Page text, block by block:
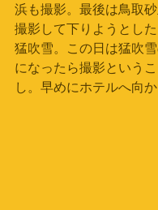
浜も撮影。最後は鳥取
撮影して下りようとし
猛吹雪。この日は猛吹
になったら撮影という
し。早めにホテルへ向か